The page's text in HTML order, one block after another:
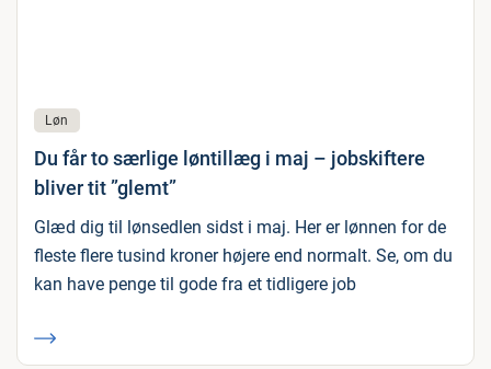
Løn
Du får to særlige løntillæg i maj – jobskiftere
bliver tit ”glemt”
Glæd dig til lønsedlen sidst i maj. Her er lønnen for de
fleste flere tusind kroner højere end normalt. Se, om du
kan have penge til gode fra et tidligere job